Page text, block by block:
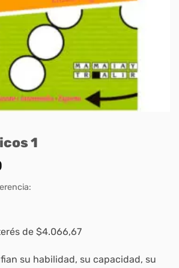
1
de $4.066,67
su habilidad, su capacidad, su